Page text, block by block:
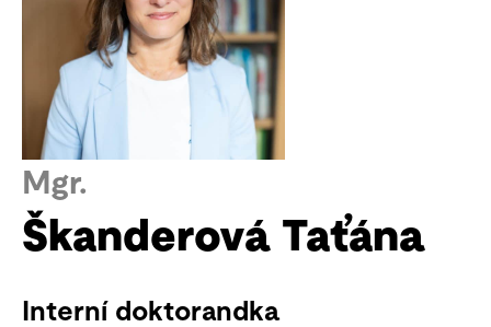
Mgr.
Škanderová Taťána
Interní doktorandka